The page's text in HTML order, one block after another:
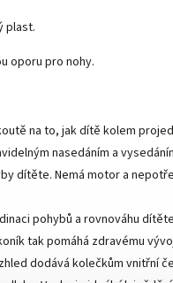
plast.
oporu pro nohy.
na to, jak dítě kolem
nasedáním a
dítěte. Nemá motor a
pohybů a rovnováhu
tak pomáhá zdravému
dodává kolečkům vnitřní